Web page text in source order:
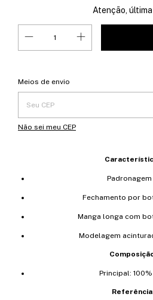
Atenção,
Entregas para o CEP:
Meios de envio
Não sei meu CEP
Fechamento por
Manga longa com
Modelagem
Principal: